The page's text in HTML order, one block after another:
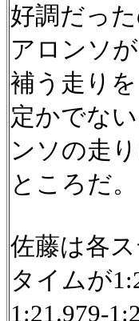
好調だっ
アロンソ
補う走り
定かでな
ンソの走
ところだ。
佐藤は各
タイムが
1:21.979-